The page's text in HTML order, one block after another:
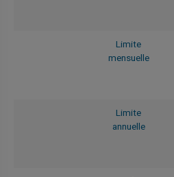
Limite
mensuelle
Limite
annuelle